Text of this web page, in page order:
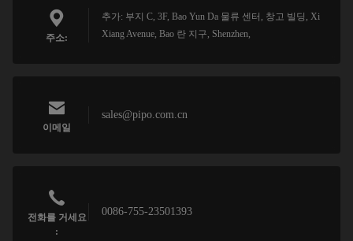
주소:
추가: 부지 C, 3F, Bao Yun Da 물류 센터, 창고 빌딩, Xi
Xiang Avenue, Bao 란 지구, Shenzhen,
이메일
sales@pipo.com.cn
전화를 거세요
:
0086-755-23501393